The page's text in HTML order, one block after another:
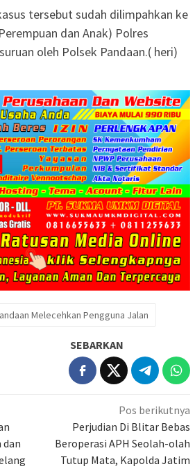
tersebut sudah dilimpahkan ke
dan Anak) Polres
oleh Polsek Pandaan.( heri)
Melecehkan Pengguna Jalan
SEBARKAN
dan
Pos berikutnya
Perjudian Di Blitar Bebas
Beroperasi APH Seolah-olah
Tutup Mata, Kapolda Jatim